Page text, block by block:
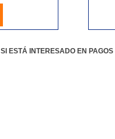
SI ESTÁ INTERESADO EN